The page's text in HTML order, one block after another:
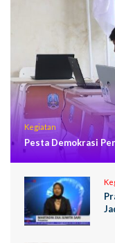
Kegiatan
Pesta Demokrasi